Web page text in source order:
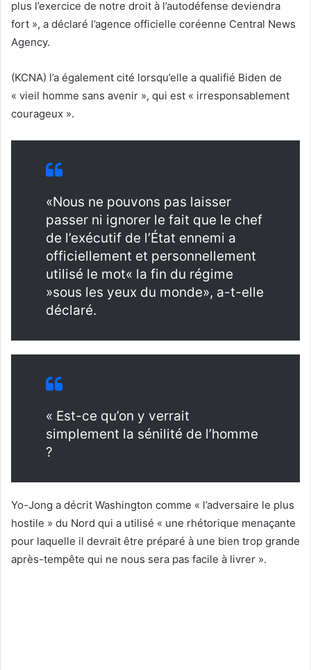
plus l’exercice de notre droit à l’autodéfense deviendra
fort », a déclaré l’agence officielle coréenne Central News
Agency.
(KCNA) l’a également cité lorsqu’elle a qualifié Biden de
« vieil homme sans avenir », qui est « irresponsablement
courageux ».
«Nous ne pouvons pas laisser
passer ni ignorer le fait que le chef
de l’exécutif de l’État ennemi a
officiellement et personnellement
utilisé le mot« la fin du régime
»sous les yeux du monde», a-t-elle
déclaré.
« Est-ce qu’on y verrait
simplement la sénilité de l’homme
?
Yo-Jong a décrit Washington comme « l’adversaire le plus
hostile » du Nord qui a utilisé « une rhétorique menaçante
pour laquelle il devrait être préparé à une bien trop grande
après-tempête qui ne nous sera pas facile à livrer ».